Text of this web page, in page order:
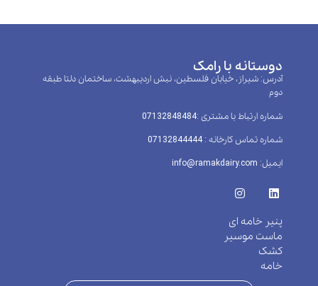
دوستانه با رامک
آدرس: شیراز، خیابان فلسطین، نبش اردیبهشت، ساختمان دلتا طبقه
دوم
شماره ارتباط با مشتری :‌07132848484
شماره تماس کارخانه : 07132844444
ایمیل: info@ramakdairy.com
پنیر خامه ای
ماست موسیر
کشک
خامه